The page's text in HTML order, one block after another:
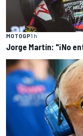
MOTOGP1 h
Jorge Martín: "¡No